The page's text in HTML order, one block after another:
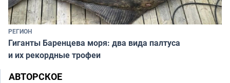
РЕГИОН
Гиганты Баренцева моря: два вида палтуса
и их рекордные трофеи
АВТОРСКОЕ